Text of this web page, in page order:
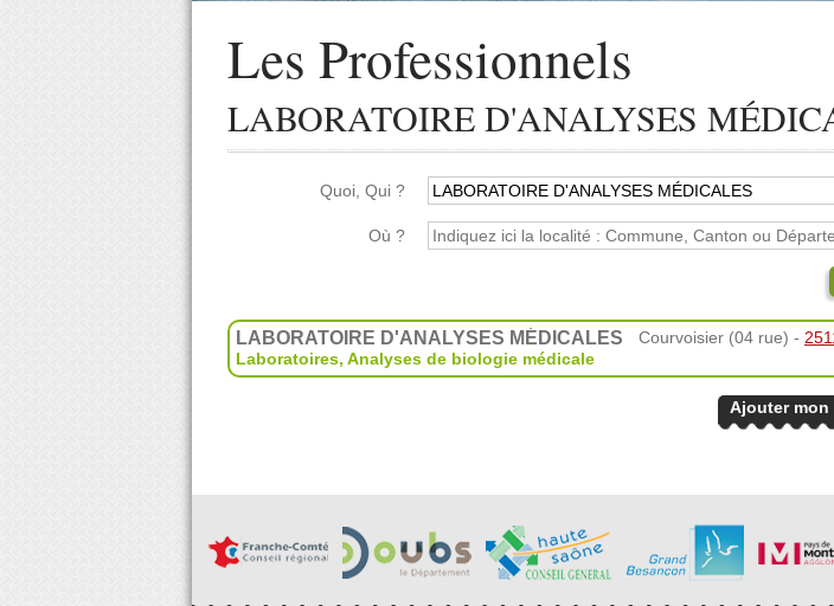
Les Professionnels
LABORATOIRE D'ANALYSES
Quoi, Qui ?
Où ?
LABORATOIRE D'ANALYSES MÉDICALES Courvoisier (04 rue) -
Laboratoires, Analyses de biologie médicale
Ajouter mon